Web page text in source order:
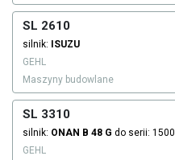
SL 2610
silnik:
ISUZU
GEHL
Maszyny budowlane
SL 3310
silnik: ONAN B 48 G do serii: 1500
GEHL